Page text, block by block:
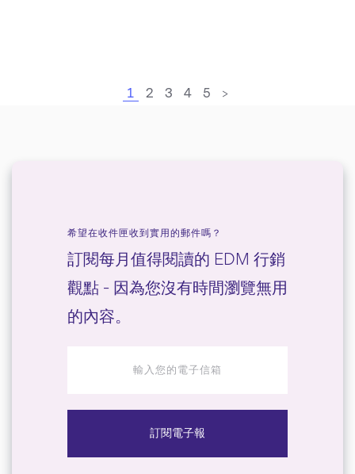
1 2 3 4 5 >
希望在收件匣收到實用的郵件嗎？
訂閱每月值得閱讀的 EDM 行銷
觀點 - 因為您沒有時間瀏覽無用
的內容。
訂閱電子報